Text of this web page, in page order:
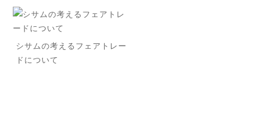
シサムの考えるフェアトレー
ドについて